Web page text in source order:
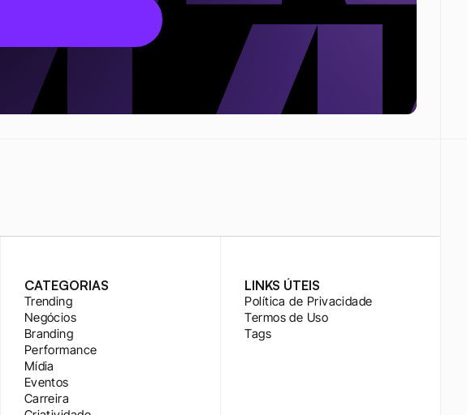
CATEGORIAS
Trending
Negócios
Branding
Performance
Mídia
Eventos
Carreira
LINKS ÚTEIS
Política de Privacidade
Termos de Uso
Tags